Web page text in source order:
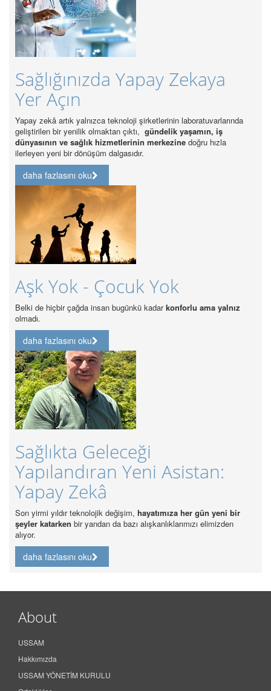
Yapay Zekaya
Açın
artık yalnızca teknoloji şirketlerinin laboratuvarlarında
bir yenilik olmaktan çıktı,gündelik yaşamın, iş
ve sağlık hizmetlerinin merkezinedoğru hızla
yeni bir dönüşüm dalgasıdır.
fazlasını oku
Yok - Çocuk Yok
hiçbir çağda insan bugünkü kadarkonforlu ama yalnız
fazlasını oku
Geleceği
Yeni Asistan:
Zekâ
yıldır teknolojik değişim,hayatımıza her gün yeni bir
bir yandan da bazı alışkanlıklarımızı elimizden
fazlasını oku
Sektörde en
gücünün
Özel
Analizi
About
USSAM
Hakkımızda
USSAM YÖNETİM KURULU